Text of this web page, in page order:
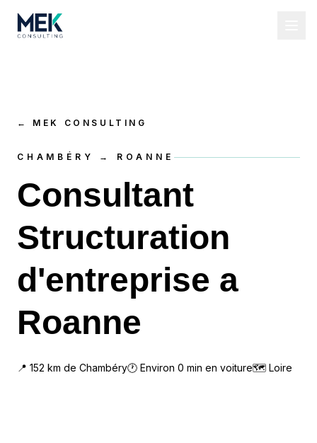
← MEK CONSULTING
CHAMBÉRY → ROANNE
Consultant
Structuration
d'entreprise a
Roanne
📍 152 km de Chambéry🕐 Environ 0 min en voiture🗺 Loire